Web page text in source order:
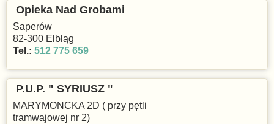
Opieka Nad Grobami
Saperów
82-300 Elbląg
Tel.: 512 775 659
P.U.P. " SYRIUSZ "
MARYMONCKA 2D ( przy pętli
tramwajowej nr 2)